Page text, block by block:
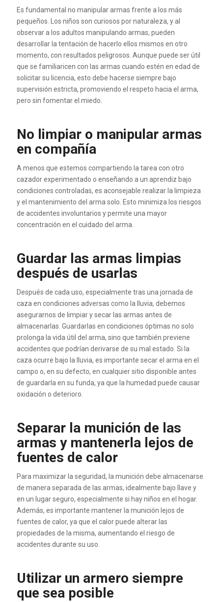
Es fundamental no manipular armas frente a los más
pequeños. Los niños son curiosos por naturaleza, y al
observar a los adultos manipulando armas, pueden
desarrollar la tentación de hacerlo ellos mismos en otro
momento, con resultados peligrosos. Aunque puede ser útil
que se familiaricen con las armas cuando estén en edad de
solicitar su licencia, esto debe hacerse siempre bajo
supervisión estricta, promoviendo el respeto hacia el arma,
pero sin fomentar el miedo.
No limpiar o manipular armas
en compañía
A menos que estemos compartiendo la tarea con otro
cazador experimentado o enseñando a un aprendiz bajo
condiciones controladas, es aconsejable realizar la limpieza
y el mantenimiento del arma solo. Esto minimiza los riesgos
de accidentes involuntarios y permite una mayor
concentración en el cuidado del arma.
Guardar las armas limpias
después de usarlas
Después de cada uso, especialmente tras una jornada de
caza en condiciones adversas como la lluvia, debemos
asegurarnos de limpiar y secar las armas antes de
almacenarlas. Guardarlas en condiciones óptimas no solo
prolonga la vida útil del arma, sino que también previene
accidentes que podrían derivarse de su mal estado. Si la
caza ocurre bajo la lluvia, es importante secar el arma en el
campo o, en su defecto, en cualquier sitio disponible antes
de guardarla en su funda, ya que la humedad puede causar
oxidación o deterioro.
Separar la munición de las
armas y mantenerla lejos de
fuentes de calor
Para maximizar la seguridad, la munición debe almacenarse
de manera separada de las armas, idealmente bajo llave y
en un lugar seguro, especialmente si hay niños en el hogar.
Además, es importante mantener la munición lejos de
fuentes de calor, ya que el calor puede alterar las
propiedades de la misma, aumentando el riesgo de
accidentes durante su uso.
Utilizar un armero siempre
que sea posible